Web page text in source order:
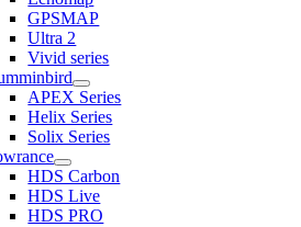
GPSMAP
Ultra 2
Vivid series
APEX Series
Helix Series
Solix Series
HDS Carbon
HDS Live
HDS PRO